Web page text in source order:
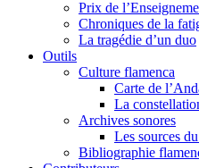
Prix de
Chroniques de la
La tragédie d’un duo
Outils
Culture flamenca
Carte de
La
Archives sonores
Les sources
Bibliographie